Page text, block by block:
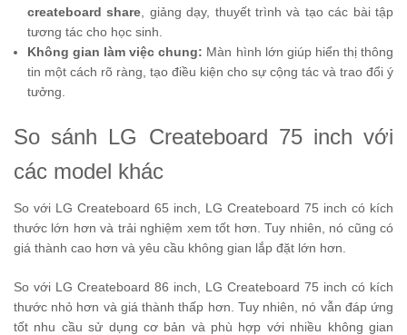
createboard share , giảng dạy, thuyết trình và tạo các bài tập
tương tác cho học sinh.
Không gian làm việc chung: Màn hình lớn giúp hiển thị thông
tin một cách rõ ràng, tạo điều kiện cho sự cộng tác và trao đổi ý
tưởng.
So sánh LG Createboard 75 inch với
các model khác
So với LG Createboard 65 inch, LG Createboard 75 inch có kích
thước lớn hơn và trải nghiệm xem tốt hơn. Tuy nhiên, nó cũng có
giá thành cao hơn và yêu cầu không gian lắp đặt lớn hơn.
So với LG Createboard 86 inch, LG Createboard 75 inch có kích
thước nhỏ hơn và giá thành thấp hơn. Tuy nhiên, nó vẫn đáp ứng
tốt nhu cầu sử dụng cơ bản và phù hợp với nhiều không gian